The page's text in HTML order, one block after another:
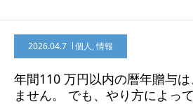
2026.04.7 個人,情報
年間110 万円以内の暦年贈与
ません。 でも、やり方によっ